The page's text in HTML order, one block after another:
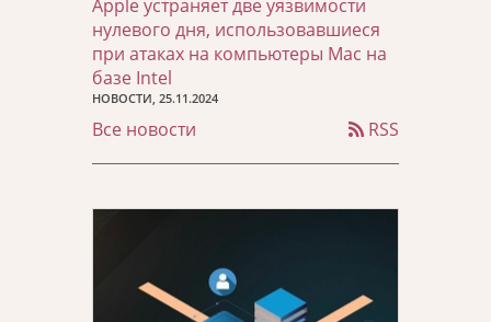
Apple устраняет две уязвимости
нулевого дня, использовавшиеся
при атаках на компьютеры Mac на
базе Intel
НОВОСТИ, 25.11.2024
Все новости RSS